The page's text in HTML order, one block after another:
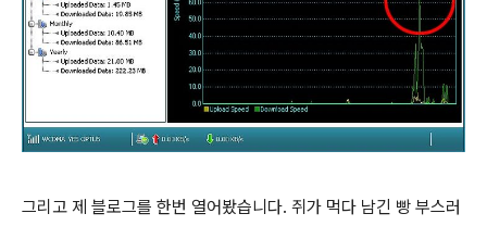
그리고 제 블로그를 한번 열어봤습니다. 쥐가 먹다 남긴 빵 부스러